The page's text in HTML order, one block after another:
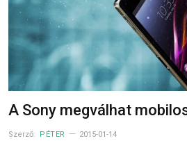
A Sony megválhat
Szerző: PÉTER 2015-01-14